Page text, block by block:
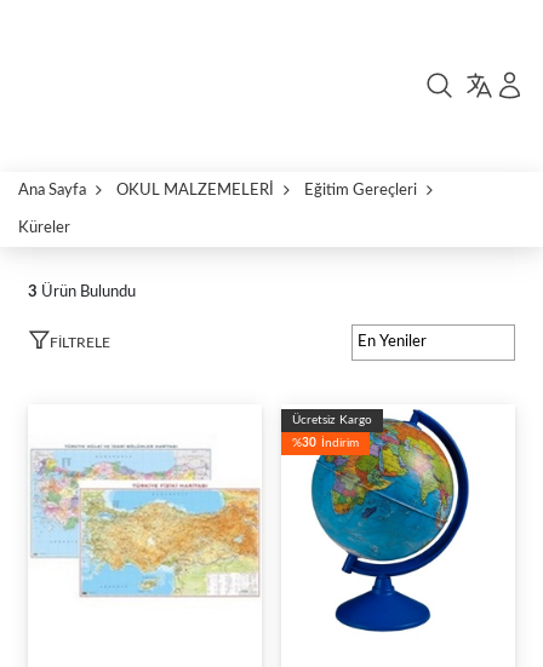
Ana Sayfa OKUL MALZEMELERİ Eğitim Gereçleri
Küreler
3 Ürün Bulundu
FILTRELE
Ücretsiz Kargo
%30 İndirim